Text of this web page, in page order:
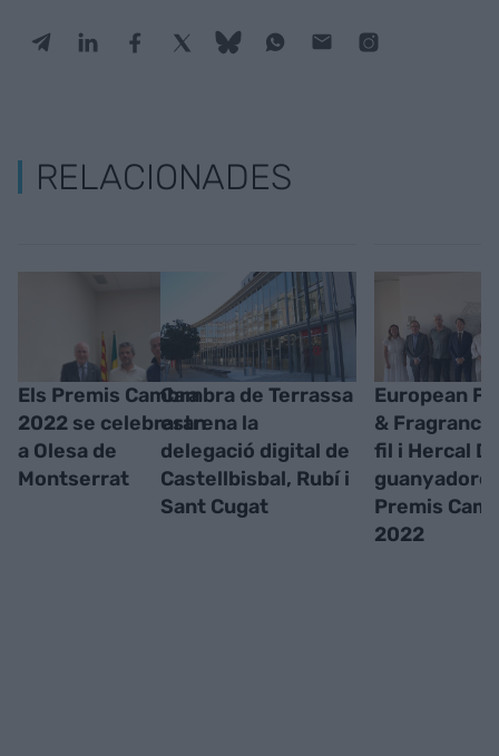
RELACIONADES
Els Premis Cambra
2022 se celebraran
a Olesa de
Montserrat
Cambra de Terrassa
estrena la
delegació digital de
Castellbisbal, Rubí i
Sant Cugat
European
&
fil i Hercal
Premis
2022